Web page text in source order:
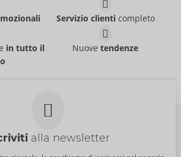
Servizio clienticompleto
in tutto il
Nuovetendenze
alla newsletter